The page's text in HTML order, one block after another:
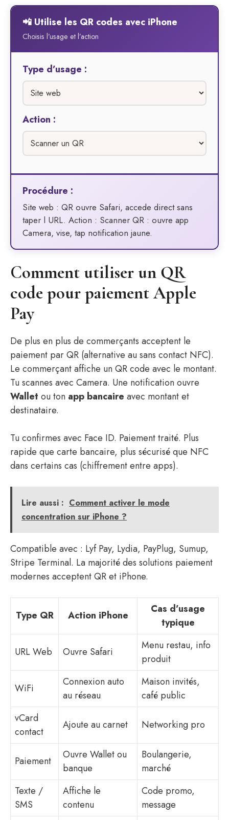
📲 Utilise les QR codes avec iPhone
Choisis l’usage et l’action
Type d’usage :
Action :
Procédure :
Site web : QR ouvre Safari, accede direct sans
taper l URL. Action : Scanner QR : ouvre app
Camera, vise, tap notification jaune.
Comment utiliser un QR
code pour paiement Apple
Pay
De plus en plus de commerçants acceptent le
paiement par QR (alternative au sans contact NFC).
Le commerçant affiche un QR code avec le montant.
Tu scannes avec Camera. Une notification ouvre
Wallet ou ton app bancaire avec montant et
destinataire.
Tu confirmes avec Face ID. Paiement traité. Plus
rapide que carte bancaire, plus sécurisé que NFC
dans certains cas (chiffrement entre apps).
Lire aussi : Comment activer le mode
concentration sur iPhone ?
Compatible avec : Lyf Pay, Lydia, PayPlug, Sumup,
Stripe Terminal. La majorité des solutions paiement
modernes acceptent QR et iPhone.
Type QR Action iPhone
Cas d’usage
typique
URL Web Ouvre Safari
Menu restau, info
produit
WiFi
Connexion auto
au réseau
Maison invités,
café public
vCard
contact
Ajoute au carnet Networking pro
Paiement
Ouvre Wallet ou
banque
Boulangerie,
marché
Texte /
SMS
Affiche le
contenu
Code promo,
message